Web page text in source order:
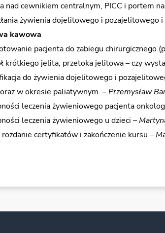
nad cewnikiem centralnym, PICC i portem
żywienia dojelitowego i pozajelitowego i
kawowa
pacjenta do zabiegu chirurgicznego
krótkiego jelita, przetoka jelitowa – czy
do żywienia dojelitowego i
w okresie paliatywnym –Przemysław
leczenia żywieniowego pacjenta
leczenia żywieniowego u dzieci –
certyfikatów i zakończenie kursu –